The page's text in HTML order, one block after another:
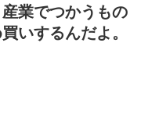
業でつかうもの
いするんだよ。